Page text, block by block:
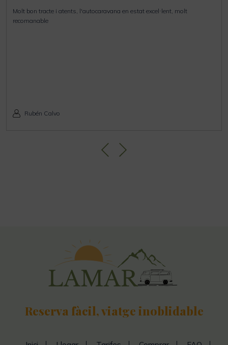
Molt bon tracte i atents, l'autocaravana en estat excel·lent, molt
recomanable
Rubén Calvo
Reserva fàcil, viatge inoblidable